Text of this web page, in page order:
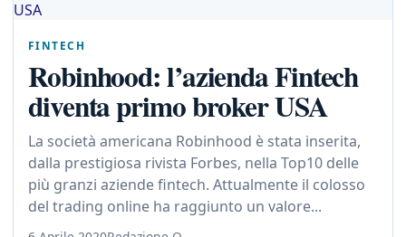
FINTECH
Robinhood: l’azienda Fintech
diventa primo broker USA
La società americana Robinhood è stata inserita,
dalla prestigiosa rivista Forbes, nella Top10 delle
più granzi aziende fintech. Attualmente il colosso
del trading online ha raggiunto un valore...